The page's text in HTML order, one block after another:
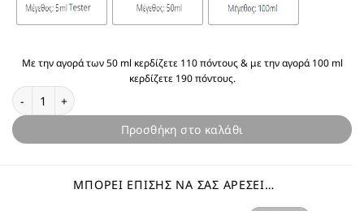
Με την αγορά των 50 ml κερδίζετε 110 πόντους & με την αγορά 100 ml
κερδίζετε 190 πόντους.
Θυμίζει Bamboo ποσότητα
Προσθήκη στο καλάθι
ΜΠΟΡΕΊ ΕΠΊΣΗΣ ΝΑ ΣΑΣ ΑΡΈΣΕΙ…